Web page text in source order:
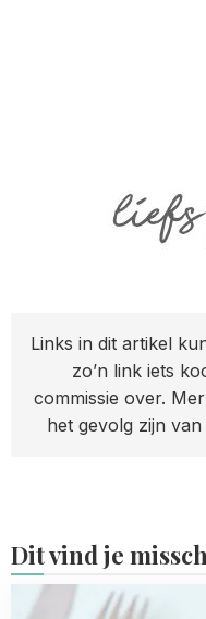
Links in dit artikel
zo’n link iets
commissie over.
het gevolg zijn
Dit vind je
Read